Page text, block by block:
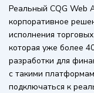
Реальный CQG Web
корпоративное
исполнения
которая уже более
разработки для
с такими
подключаться к